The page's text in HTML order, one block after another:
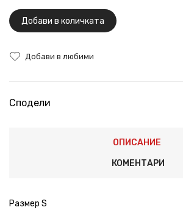
Добави в количката
Добави в любими
Сподели
ОПИСАНИЕ
КОМЕНТАРИ
Размер S